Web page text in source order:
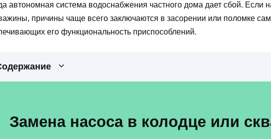
автономная система водоснабжения частного дома дает сбой. Если
причины чаще всего заключаются в засорении или поломке
его функциональность приспособлений.
Замена насоса в колодце или